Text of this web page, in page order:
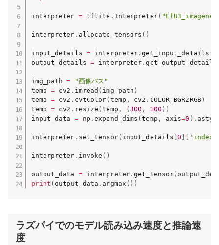
interpreter = tflite . Interpreter(
interpreter . allocate_tensors ( )
input_details = interpreter .get_input_details (
output_details = interpreter .get_output_details
img_path =
"画像パス"
temp = cv2 . imread ( img_path )
temp = cv2 . cvtColor( temp , cv2 . COLOR_BGR2RGB)
temp = cv2 . resize (temp , (300 , 300 ) )
input_data = np .expand_dims (temp , axis=0 ) .
interpreter . set_tensor( input_details [0 'index'
interpreter . invoke ( )
output_data = interpreter .get_tensor(
print ( output_data . argmax ( ) )
ラズパイでのモデル読み込み速度と推論速
度